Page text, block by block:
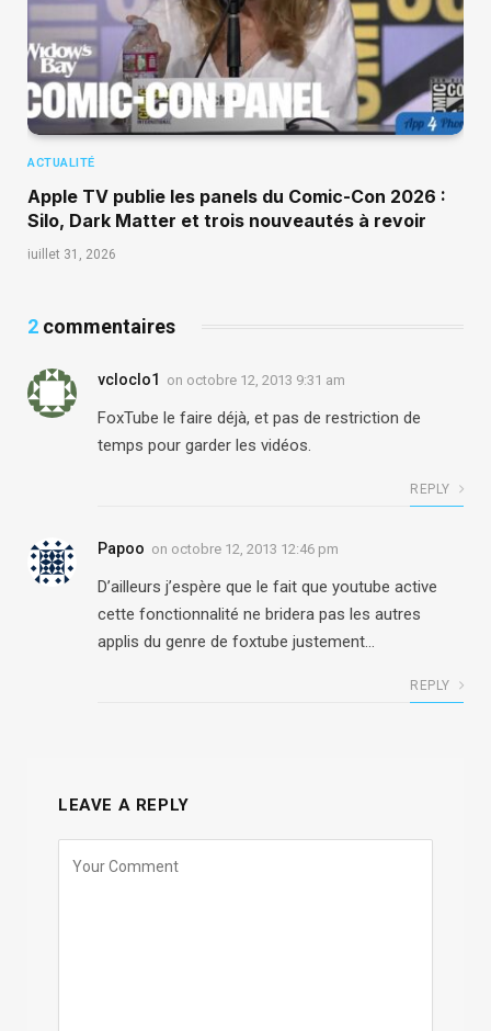
ACTUALITÉ
Apple TV publie les panels du Comic-Con 2026 :
Silo, Dark Matter et trois nouveautés à revoir
juillet 31, 2026
2 commentaires
vcloclo1 on octobre 12, 2013 9:31 am
FoxTube le faire déjà, et pas de restriction de
temps pour garder les vidéos.
REPLY
Papoo on octobre 12, 2013 12:46 pm
D’ailleurs j’espère que le fait que youtube active
cette fonctionnalité ne bridera pas les autres
applis du genre de foxtube justement…
REPLY
LEAVE A REPLY